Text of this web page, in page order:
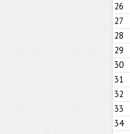
26
27
28
29
30
31
32
33
34